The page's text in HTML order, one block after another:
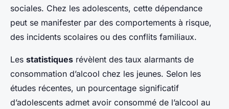
sociales. Chez les adolescents, cette dépendance
peut se manifester par des comportements à risque,
des incidents scolaires ou des conflits familiaux.
Les statistiques révèlent des taux alarmants de
consommation d’alcool chez les jeunes. Selon les
études récentes, un pourcentage significatif
d’adolescents admet avoir consommé de l’alcool au